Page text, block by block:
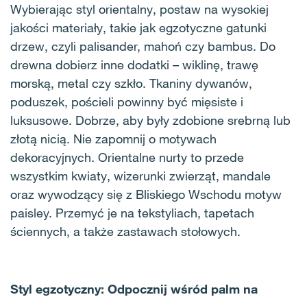
Wybierając styl orientalny, postaw na wysokiej
jakości materiały, takie jak egzotyczne gatunki
drzew, czyli palisander, mahoń czy bambus. Do
drewna dobierz inne dodatki – wiklinę, trawę
morską, metal czy szkło. Tkaniny dywanów,
poduszek, pościeli powinny być mięsiste i
luksusowe. Dobrze, aby były zdobione srebrną lub
złotą nicią. Nie zapomnij o motywach
dekoracyjnych. Orientalne nurty to przede
wszystkim kwiaty, wizerunki zwierząt, mandale
oraz wywodzący się z Bliskiego Wschodu motyw
paisley. Przemyć je na tekstyliach, tapetach
ściennych, a także zastawach stołowych.
Styl egzotyczny: Odpocznij wśród palm na